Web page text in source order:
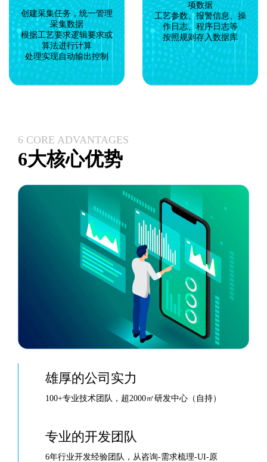
创建采集任务，统一管理
采集数据
根据工艺要求逻辑要求或
算法进行计算
处理实现自动输出控制
项数据
工艺参数、报警信息、操
作日志、程序日志等
按照规则存入数据库
6 CORE ADVANTAGES
6大核心优势
雄厚的公司实力
100+专业技术团队，超2000㎡研发中心（自持）
专业的开发团队
6年行业开发经验团队，从咨询-需求梳理-UI-原